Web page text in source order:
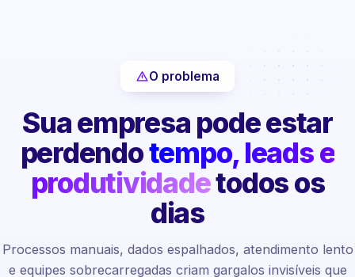
O problema
Sua empresa pode estar
perdendotempo, leads e
produtividadetodos os
dias
Processos manuais, dados espalhados, atendimento lento
e equipes sobrecarregadas criam gargalos invisíveis que